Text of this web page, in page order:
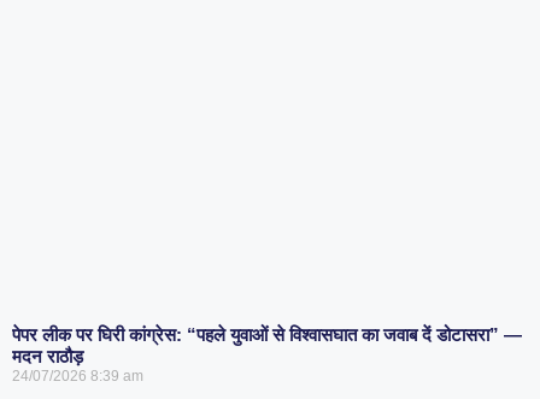
पेपर लीक पर घिरी कांग्रेस: “पहले युवाओं से विश्वासघात का जवाब दें डोटासरा” —
मदन राठौड़
24/07/2026 8:39 am